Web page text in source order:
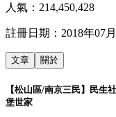
人氣： 214,450,428
註冊日期： 2018年07
文章 關於
【松山區/南京三民】民生
堡世家